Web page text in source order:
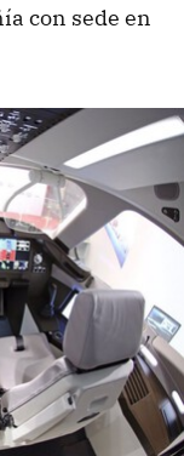
con sede en